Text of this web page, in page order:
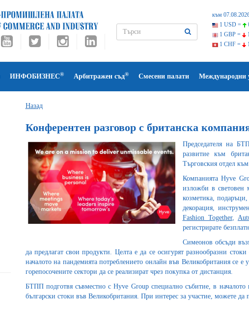
към
1 USD =
1 GBP =
1 CHF =
ИНФОБИЗНЕС® Арбитражен съд® Смесени палати Международни
Назад
Конферентен разговор с британска
Председателя на
развитие към
Търговския отдел
Компанията Hyve
изложби в световен
козметика,
декорация,
Fashion Together,
регистрирате
Симеонов обсъди
да предлагат свои продукти. Целта е да се осигурят разнообразни
началото на пандемията потреблението онлайн във Великобритания се
горепосочените сектори да се реализират чрез покупка от дистанция.
БТПП подготвя съвместно с Hyve Group специално събитие, в началото
български стоки във Великобритания. При интерес за участие, можете да